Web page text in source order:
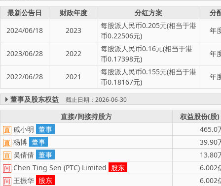
最新公告日
财政年度 分红方案
分
2024/06/18
2023
每股派人民币0.205元(相当于港
币0.22506元)
年
2023/06/28 2022
每股派人民币0.16元(相当于港
币0.17398元)
年
2022/06/28 2021
每股派人民币0.155元(相当于港
币0.18167元)
年
董事及股东权益 截止日期：2026-06-30
直接/间接持股方 权益股份(股)
直 戚小明 董事 465.0
直 杨博 董事 39.90
直 吴倩倩 董事 13.80
间 Chen Ting Sen (PTC) Limited 股东 6.002
间 王振华 股东 6.002